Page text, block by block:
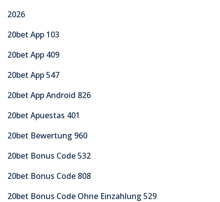
2026
20bet App 103
20bet App 409
20bet App 547
20bet App Android 826
20bet Apuestas 401
20bet Bewertung 960
20bet Bonus Code 532
20bet Bonus Code 808
20bet Bonus Code Ohne Einzahlung 529